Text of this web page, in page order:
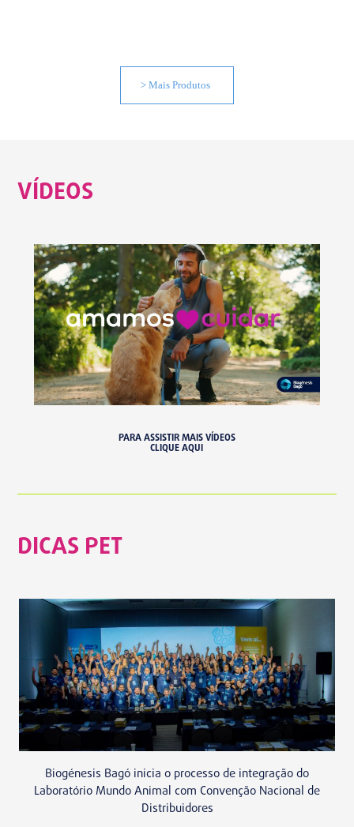
> Mais Produtos
VÍDEOS
PARA ASSISTIR MAIS VÍDEOS
CLIQUE AQUI
DICAS PET
Biogénesis Bagó inicia o processo de integração do
Laboratório Mundo Animal com Convenção Nacional de
Distribuidores